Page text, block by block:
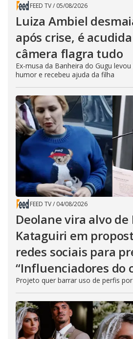
FEED TV/ 05/08/2026
Luiza Ambiel
após crise, é
câmera flagra tudo
Ex-musa da Banheira do Gugu
humor e recebeu ajuda da filha
FEED TV/ 04/08/2026
Deolane vira alvo de
Kataguiri em
redes sociais para
“Influenciadores do
Projeto quer barrar uso de perfis